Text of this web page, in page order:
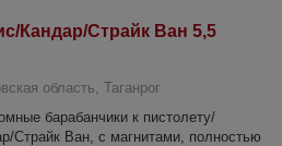
Кандар/Страйк Ван 5,5
область, Таганрог
барабанчики к пистолету/
Страйк Ван, с магнитами, полностью